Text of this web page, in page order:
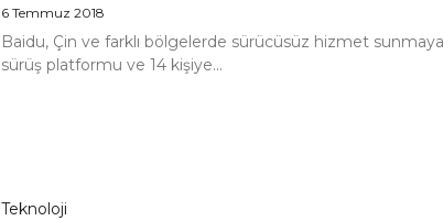
6 Temmuz 2018
Baidu, Çin ve farklı bölgelerde sürücüsüz hizmet
sürüş platformu ve 14 kişiye...
Teknoloji